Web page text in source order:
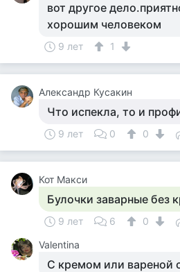
вот другое
хорошим человеком
9 лет 1
Александр Кусакин
Что испекла, то и
9 лет 0 0
Кот Макси
Булочки заварные без
9 лет 6
0
Valentina
С кремом или вареной